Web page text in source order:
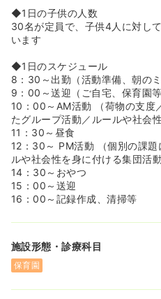
◆1日の子供の人数
30名が定員で、子供4人に対し
います
◆1日のスケジュール
8：30～出勤（活動準備、朝のミ
9：00～送迎（ご自宅、保育園
10：00～AM活動 （荷物の支度
たグループ活動／ルールや社会
11：30～昼食
12：30～ PM活動 （個別の課
ルや社会性を身に付ける集団活
14：30～おやつ
15：00～送迎
16：00～記録作成、清掃等
施設形態・診療科目
保育園